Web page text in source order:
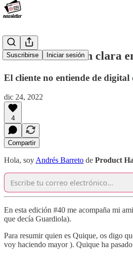
Suscribirse Iniciar sesión
Sin una dirección clara
El cliente no entiende de
dic 24, 2022
4
Compartir
Hola, soy Andrés Barreto de Product
En esta edición #40 me acompaña mi
que decía Guardiola).
Para resumir quien es Quique, os digo
voy haciendo mayor ). Quique ha